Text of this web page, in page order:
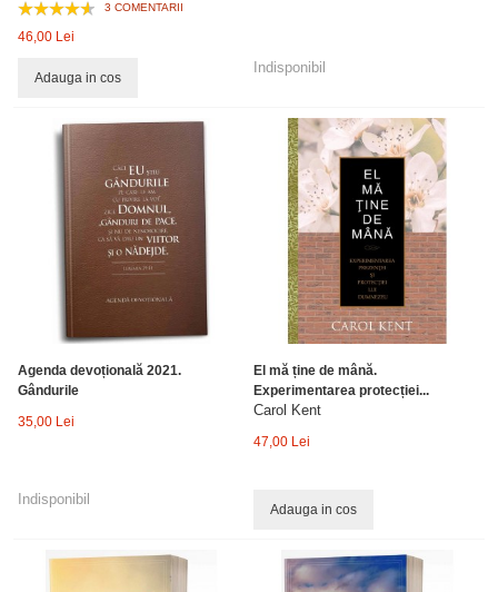
3 COMENTARII
46,00 Lei
Adauga in cos
Indisponibil
Agenda devoțională 2021.
Gândurile
35,00 Lei
Indisponibil
El mă ține de mână.
Experimentarea protecției...
Carol Kent
47,00 Lei
Adauga in cos